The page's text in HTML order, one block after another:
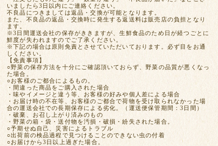
いましたら3日以内にご連絡ください。
不良品につきましては返品・交換が可能となります。
また、不良品の返品・交換時に発生する返送料は販売店の負担となり
ます。
※3日間運送会社の保存がききますが、生鮮食品のため日が経つごとに
鮮度が失われますのでご了承ください。
※下記の場合は原則免責とさせていただいております。必ず目をお通
しください。
【免責事項】
○野菜の保存方法を十分にご確認頂いておらず、野菜の品質が悪くなっ
た場合。
○お客様のご都合によるもの。
・間違った商品をご購入された場合
・味やイメージと違う等、お客様の好みや個人差による場合
・お届け時の不在等、お客様のご都合で荷物を受け取られなかった場
合の運送会社での長期保存による劣化。（運送便保管期間：3日間）
・破棄、お召し上がり済みのもの
・野菜の箱・袋・送付物を汚損・破損・紛失された場合。
○予期せぬ自己、災害によるトラブル
○出荷前の検品過程で見つけることのできない虫の付着
○お届けから3日以上過ぎた場合。